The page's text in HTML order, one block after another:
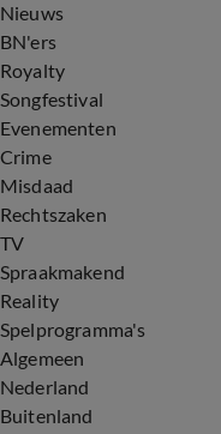
Nieuws
BN'ers
Royalty
Songfestival
Evenementen
Crime
Misdaad
Rechtszaken
TV
Spraakmakend
Reality
Spelprogramma's
Algemeen
Nederland
Buitenland